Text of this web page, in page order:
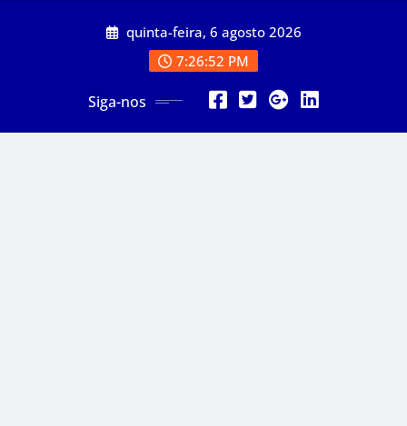
quinta-feira, 6 agosto 2026
7:26:54 PM
Siga-nos